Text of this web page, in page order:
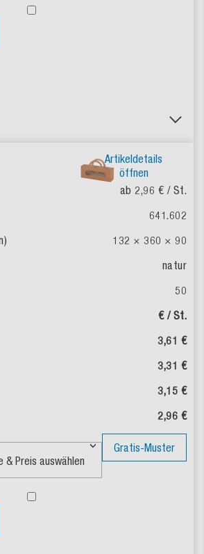
Artikeldetails
öffnen
ab 2,96 € / St.
641.602
132 × 360 × 90
natur
50
€ / St.
3,61 €
3,31 €
3,15 €
2,96 €
Gratis-Muster